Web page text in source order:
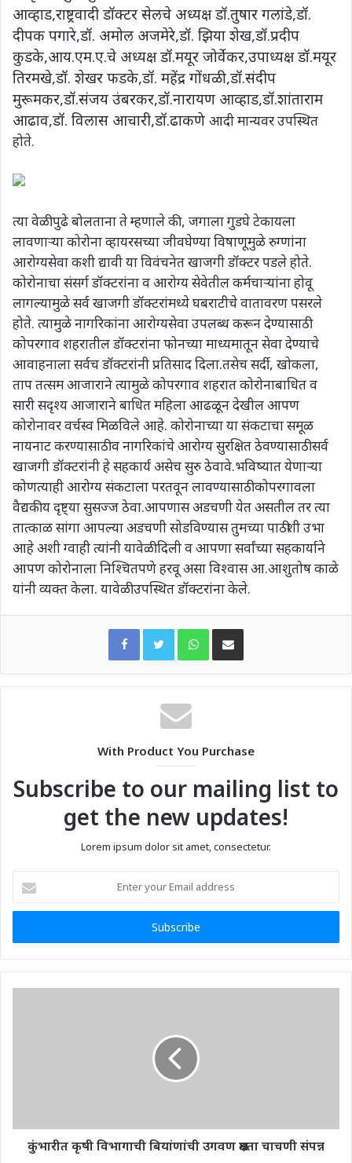
आव्हाड,राष्ट्रवादी डॉक्टर सेलचे अध्यक्ष डॉ.तुषार गलांडे,डॉ.
दीपक पगारे,डॉ. अमोल अजमेरे,डॉ. झिया शेख,डॉ.प्रदीप
कुडके,आय.एम.ए.चे अध्यक्ष डॉ.मयूर जोर्वेकर,उपाध्यक्ष डॉ.मयूर
तिरमखे,डॉ. शेखर फडके,डॉ. महेंद्र गोंधळी,डॉ.संदीप
मुरूमकर,डॉ.संजय उंबरकर,डॉ.नारायण आव्हाड,डॉ.शांताराम
आढाव,डॉ. विलास आचारी,डॉ.ढाकणे आदी मान्यवर उपस्थित
होते.
त्या वेळी पुढे बोलताना ते म्हणाले की, जगाला गुडघे टेकायला
लावणाऱ्या कोरोना व्हायरसच्या जीवघेण्या विषाणूमुळे रुग्णांना
आरोग्यसेवा कशी द्यावी या विवंचनेत खाजगी डॉक्टर पडले होते.
कोरोनाचा संसर्ग डॉक्टरांना व आरोग्य सेवेतील कर्मचाऱ्यांना होवू
लागल्यामुळे सर्व खाजगी डॉक्टरांमध्ये घबराटीचे वातावरण पसरले
होते. त्यामुळे नागरिकांना आरोग्यसेवा उपलब्ध करून देण्यासाठी
कोपरगाव शहरातील डॉक्टरांना फोनच्या माध्यमातून सेवा देण्याचे
आवाहनाला सर्वच डॉक्टरांनी प्रतिसाद दिला.तसेच सर्दी, खोकला,
ताप तत्सम आजाराने त्यामुळे कोपरगाव शहरात कोरोनाबाधित व
सारी सदृश्य आजाराने बाधित महिला आढळून देखील आपण
कोरोनावर वर्चस्व मिळविले आहे. कोरोनाच्या या संकटाचा समूळ
नायनाट करण्यासाठी व नागरिकांचे आरोग्य सुरक्षित ठेवण्यासाठी सर्व
खाजगी डॉक्टरांनी हे सहकार्य असेच सुरु ठेवावे.भविष्यात येणाऱ्या
कोणत्याही आरोग्य संकटाला परतवून लावण्यासाठी कोपरगावला
वैद्यकीय दृष्ट्या सुसज्ज ठेवा.आपणास अडचणी येत असतील तर त्या
तात्काळ सांगा आपल्या अडचणी सोडविण्यास तुमच्या पाठीशी उभा
आहे अशी ग्वाही त्यांनी यावेळी दिली व आपणा सर्वांच्या सहकार्याने
आपण कोरोनाला निश्चितपणे हरवू असा विश्वास आ.आशुतोष काळे
यांनी व्यक्त केला. यावेळी उपस्थित डॉक्टरांना केले.
WhatsAppShare via Email
With Product You Purchase
Subscribe to our mailing list to
get the new updates!
Lorem ipsum dolor sit amet, consectetur.
your
Email
कुंभारीत कृषी विभागाची बियांणांची उगवण क्षमता चाचणी संपन्न